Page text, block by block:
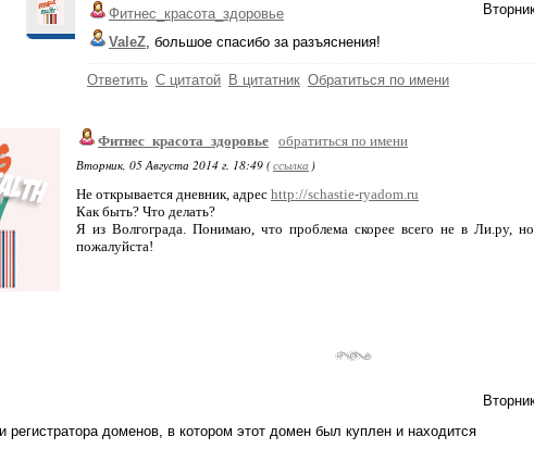
Фитнес_красота_здоровье
ValeZ, большое спасибо за разъяснения!
Ответить С цитатой В цитатник Обратиться по имени
Фитнес_красота_здоровье обратиться по имени
Вторник, 05 Августа 2014 г. 18:49 (ссылка )
Не открывается дневник, адрес http://schastie-ryadom.ru
Как быть? Что делать?
Я из Волгограда. Понимаю, что проблема скорее всего не в Ли.ру,
пожалуйста!
регистратора доменов, в котором этот домен был куплен и находится